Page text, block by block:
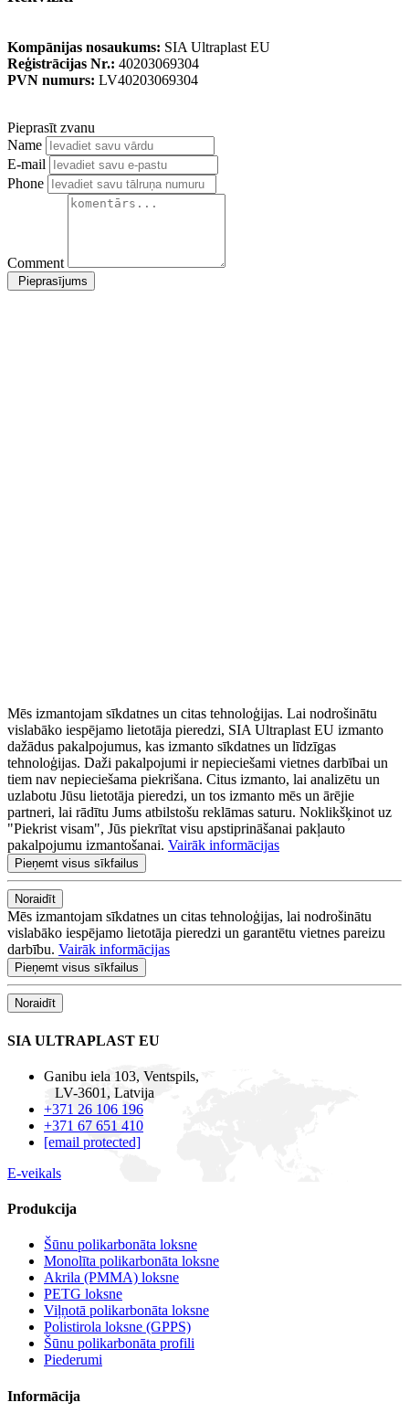
Kompānijas nosaukums: SIA Ultraplast EU
Reģistrācijas Nr.: 40203069304
PVN numurs: LV40203069304
Pieprasīt zvanu
Name
E-mail
Phone
Comment
Pieprasījums
Mēs izmantojam sīkdatnes un citas tehnoloģijas. Lai nodrošinātu
vislabāko iespējamo lietotāja pieredzi, SIA Ultraplast EU izmanto
dažādus pakalpojumus, kas izmanto sīkdatnes un līdzīgas
tehnoloģijas. Daži pakalpojumi ir nepieciešami vietnes darbībai un
tiem nav nepieciešama piekrišana. Citus izmanto, lai analizētu un
uzlabotu Jūsu lietotāja pieredzi, un tos izmanto mēs un ārējie
partneri, lai rādītu Jums atbilstošu reklāmas saturu. Noklikšķinot uz
"Piekrist visam", Jūs piekrītat visu apstiprināšanai pakļauto
pakalpojumu izmantošanai. Vairāk informācijas
Pieņemt visus sīkfailus
Noraidīt
Mēs izmantojam sīkdatnes un citas tehnoloģijas, lai nodrošinātu
vislabāko iespējamo lietotāja pieredzi un garantētu vietnes pareizu
darbību. Vairāk informācijas
Pieņemt visus sīkfailus
Noraidīt
SIA ULTRAPLAST EU
Ganibu iela 103, Ventspils,
LV-3601, Latvija
+371 26 106 196
+371 67 651 410
[email protected]
E-veikals
Produkcija
Šūnu polikarbonāta loksne
Monolīta polikarbonāta loksne
Akrila (PMMA) loksne
PETG loksne
Viļņotā polikarbonāta loksne
Polistirola loksne (GPPS)
Šūnu polikarbonāta profili
Piederumi
Informācija